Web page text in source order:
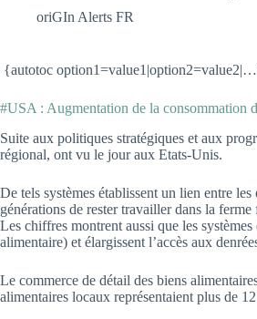
oriGIn Alerts FR
{autotoc
#USA : Augmentation de la consommation
Suite aux politiques stratégiques et aux
régional, ont vu le jour aux Etats-Unis.
De tels systèmes établissent un lien entre
générations de rester travailler dans la
Les chiffres montrent aussi que les
alimentaire) et élargissent l’accès aux
Le commerce de détail des biens
alimentaires locaux représentaient plus de